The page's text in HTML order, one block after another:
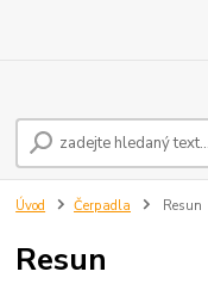
Úvod Čerpadla Resun
Resun